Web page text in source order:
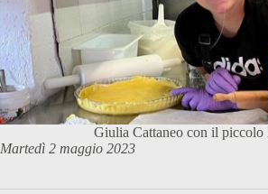
Giulia Cattaneo con il piccolo
Martedì 2 maggio 2023